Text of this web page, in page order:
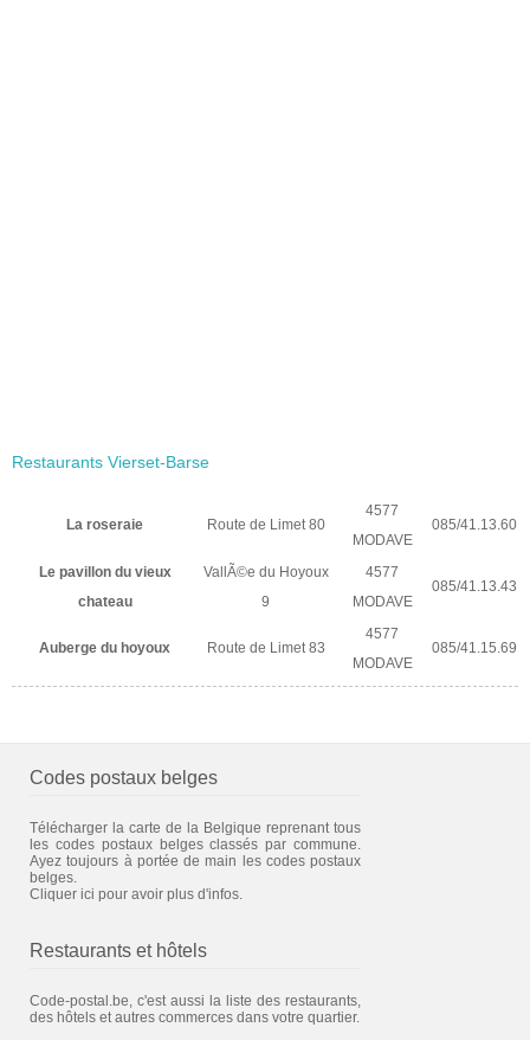
Restaurants Vierset-Barse
La roseraie Route de Limet 80
4577
MODAVE
085/41.13.60
Le pavillon du vieux
chateau
VallÃ©e du Hoyoux
9
4577
MODAVE
085/41.13.43
Auberge du hoyoux Route de Limet 83
4577
MODAVE
085/41.15.69
Codes postaux belges
Télécharger la carte de la Belgique reprenant tous
les codes postaux belges classés par commune.
Ayez toujours à portée de main les codes postaux
belges.
Cliquer ici pour avoir plus d'infos.
Restaurants et hôtels
Code-postal.be, c'est aussi la liste des restaurants,
des hôtels et autres commerces dans votre quartier.